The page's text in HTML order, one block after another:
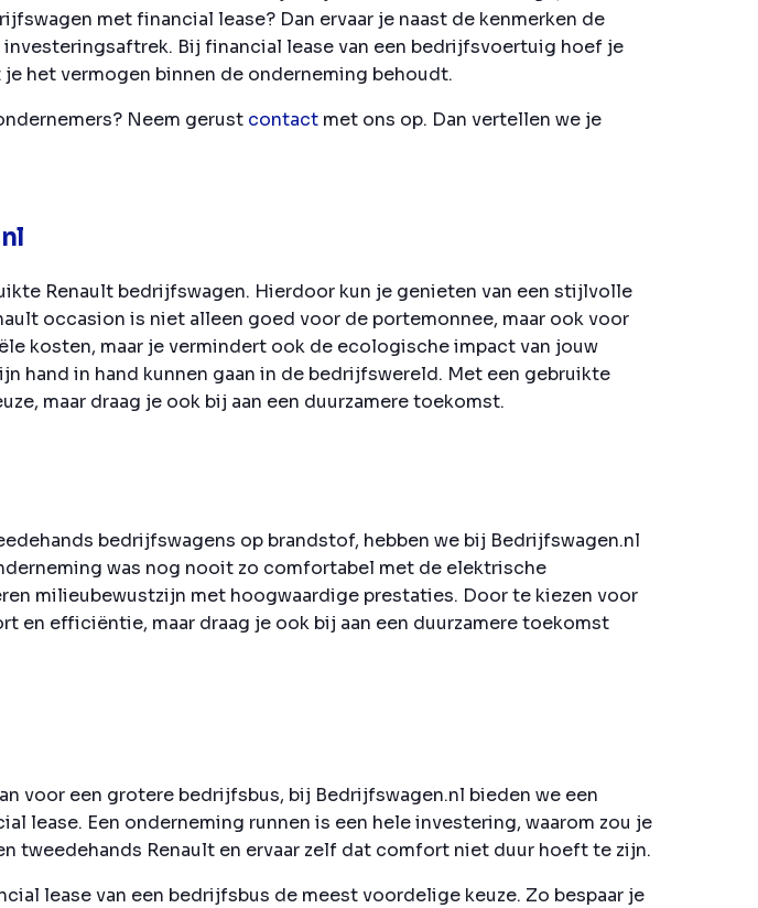
met financial lease? Dan ervaar je naast de kenmerken de
Bij financial lease van een bedrijfsvoertuig hoef je
het vermogen binnen de onderneming behoudt.
Neem gerust contact met ons op. Dan vertellen we je
Renault bedrijfswagen. Hierdoor kun je genieten van een stijlvolle
occasion is niet alleen goed voor de portemonnee, maar ook voor
kosten, maar je vermindert ook de ecologische impact van jouw
hand in hand kunnen gaan in de bedrijfswereld. Met een gebruikte
maar draag je ook bij aan een duurzamere toekomst.
bedrijfswagens op brandstof, hebben we bij Bedrijfswagen.nl
was nog nooit zo comfortabel met de elektrische
milieubewustzijn met hoogwaardige prestaties. Door te kiezen voor
en efficiëntie, maar draag je ook bij aan een duurzamere toekomst
voor een grotere bedrijfsbus, bij Bedrijfswagen.nl bieden we een
lease. Een onderneming runnen is een hele investering, waarom zou je
tweedehands Renault en ervaar zelf dat comfort niet duur hoeft te zijn.
lease van een bedrijfsbus de meest voordelige keuze. Zo bespaar je